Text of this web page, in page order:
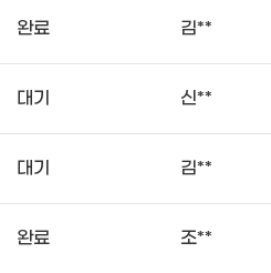
완료 김**
대기 신**
대기 김**
완료 조**